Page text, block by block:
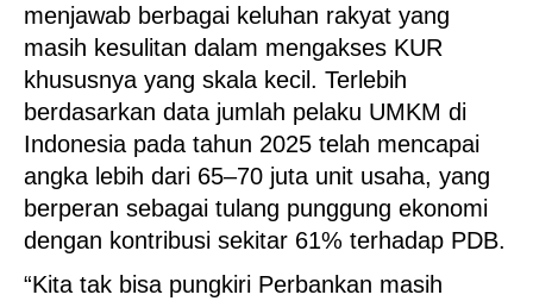
menjawab berbagai keluhan rakyat yang
masih kesulitan dalam mengakses KUR
khususnya yang skala kecil. Terlebih
berdasarkan data jumlah pelaku UMKM di
Indonesia pada tahun 2025 telah mencapai
angka lebih dari 65–70 juta unit usaha, yang
berperan sebagai tulang punggung ekonomi
dengan kontribusi sekitar 61% terhadap PDB.
“Kita tak bisa pungkiri Perbankan masih